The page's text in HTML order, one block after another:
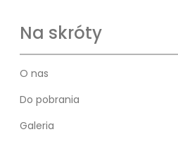
Na skróty
O nas
Do pobrania
Galeria